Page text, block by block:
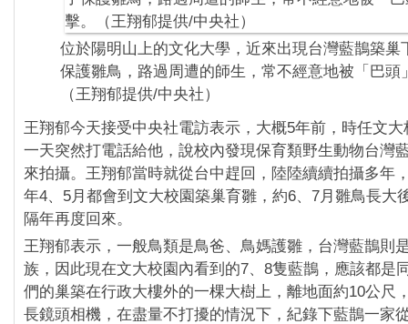
位於陽明山上的文化大學，近來出現台灣藍鵲築巢
保護雛鳥，路過周遭的師生，常不經意地被「巴頭
（王翔郁提供/中央社）
王翔郁今天接受中央社電訪表示，大概5年前，時任文
一天突然打電話給他，說校內發現保育類野生動物台灣
來拍攝。王翔郁當時就從台中趕回，陸陸續續拍攝多年
年4、5月都會到文大校園築巢育雛，約6、7月雛鳥長大
隔年再度回來。
王翔郁表示，一般鳥類是鳥爸、鳥媽護雛，台灣藍鵲則
族，因此現在文大校園內看到的7、8隻藍鵲，應該都是
們的巢築在行政大樓外的一棵大樹上，離地面約10公尺
長鏡頭相機，在盡量不打擾的情況下，紀錄下藍鵲一家